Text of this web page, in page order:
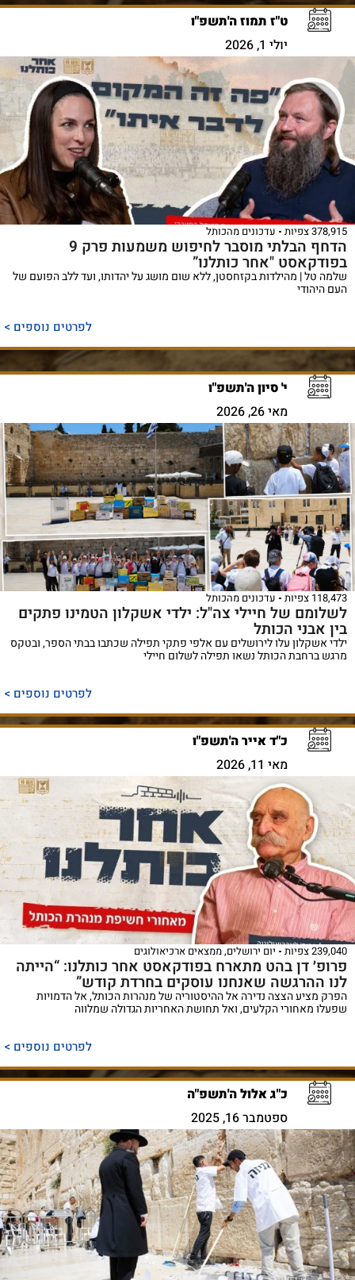
ט"ז תמוז ה'תשפ"ו
יולי 1, 2026
378,915 צפיות עדכונים מהכותל
הדחף הבלתי מוסבר לחיפוש משמעות פרק 9
בפודקאסט "אחר כותלנו”
שלמה טל | מהילדות בקזחסטן, ללא שום מושג על יהדותו, ועד ללב הפועם של
העם היהודי
לפרטים נוספים >
י' סיון ה'תשפ"ו
מאי 26, 2026
118,473 צפיות עדכונים מהכותל
לשלומם של חיילי צה"ל: ילדי אשקלון הטמינו פתקים
בין אבני הכותל
ילדי אשקלון עלו לירושלים עם אלפי פתקי תפילה שכתבו בבתי הספר, ובטקס
מרגש ברחבת הכותל נשאו תפילה לשלום חיילי
לפרטים נוספים >
כ"ד אייר ה'תשפ"ו
מאי 11, 2026
239,040 צפיות יום ירושלים,ממצאים ארכיאולוגים
פרופ׳ דן בהט מתארח בפודקאסט אחר כותלנו: “הייתה
לנו ההרגשה שאנחנו עוסקים בחרדת קודש”
הפרק מציע הצצה נדירה אל ההיסטוריה של מנהרות הכותל, אל הדמויות
שפעלו מאחורי הקלעים, ואל תחושת האחריות הגדולה שמלווה
לפרטים נוספים >
כ"ג אלול ה'תשפ"ה
ספטמבר 16, 2025